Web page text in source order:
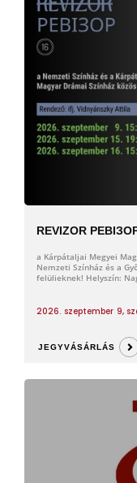
REVIZOR
a Kárpátaljai Megyei
Nemzeti Színház és a
felülieknek! Helyszín:
2026. szeptember 9,
JEGYVÁSÁRLÁS